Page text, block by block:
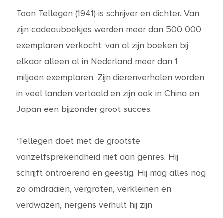
Toon Tellegen (1941) is schrijver en dichter. Van
zijn cadeauboekjes werden meer dan 500 000
exemplaren verkocht; van al zijn boeken bij
elkaar alleen al in Nederland meer dan 1
miljoen exemplaren. Zijn dierenverhalen worden
in veel landen vertaald en zijn ook in China en
Japan een bijzonder groot succes.
‘Tellegen doet met de grootste
vanzelfsprekendheid niet aan genres. Hij
schrijft ontroerend en geestig. Hij mag alles nog
zo omdraaien, vergroten, verkleinen en
verdwazen, nergens verhult hij zijn